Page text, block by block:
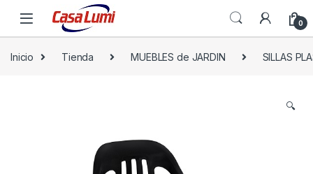
0
Inicio Tienda MUEBLES de JARDIN SILLAS
🔍